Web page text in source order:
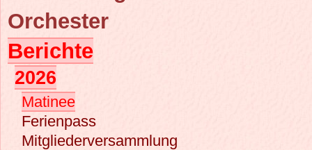
Orchester
Berichte
2026
Matinee
Ferienpass
Mitgliederversammlung